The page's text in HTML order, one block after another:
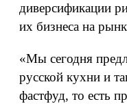
диверсификации
их бизнеса на
«Мы сегодня
русской кухни и
фастфуд, то есть